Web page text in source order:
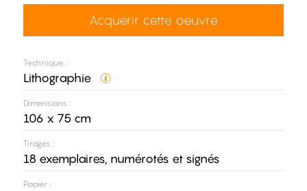
Technique :
Lithographie
Dimensions :
106 x 75 cm
Tirages :
18 exemplaires, numérotés et signés
Papier :
Acquérir cette oeuvre